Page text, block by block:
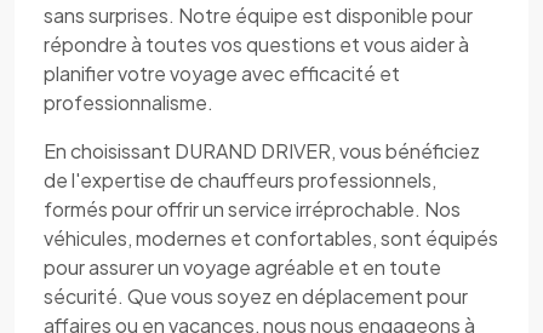
sans surprises. Notre équipe est disponible pour
répondre à toutes vos questions et vous aider à
planifier votre voyage avec efficacité et
professionnalisme.
En choisissant DURAND DRIVER, vous bénéficiez
de l'expertise de chauffeurs professionnels,
formés pour offrir un service irréprochable. Nos
véhicules, modernes et confortables, sont équipés
pour assurer un voyage agréable et en toute
sécurité. Que vous soyez en déplacement pour
affaires ou en vacances, nous nous engageons à